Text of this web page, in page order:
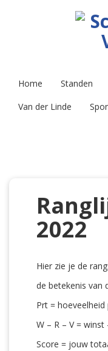
Home Standen
Van der Linde
2022
Hier zie je de
de betekenis van
Prt =
W – R – V =
Score = jouw